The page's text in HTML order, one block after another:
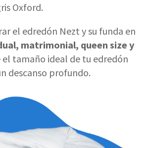
Oxford.
el edredón Nezt y su funda en
matrimonial, queen size y
el tamaño ideal de tu edredón
descanso profundo.